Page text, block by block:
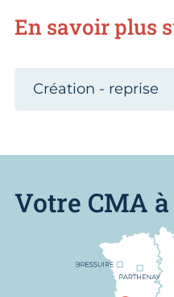
En savoir plus
Création - reprise
Votre CMA